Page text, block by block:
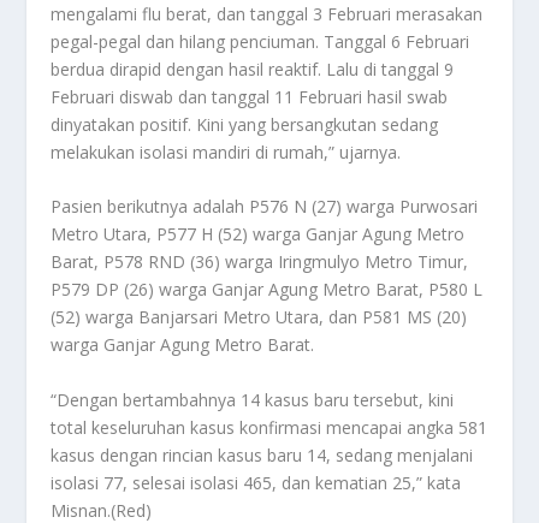
mengalami flu berat, dan tanggal 3 Februari merasakan
pegal-pegal dan hilang penciuman. Tanggal 6 Februari
berdua dirapid dengan hasil reaktif. Lalu di tanggal 9
Februari diswab dan tanggal 11 Februari hasil swab
dinyatakan positif. Kini yang bersangkutan sedang
melakukan isolasi mandiri di rumah,” ujarnya.
Pasien berikutnya adalah P576 N (27) warga Purwosari
Metro Utara, P577 H (52) warga Ganjar Agung Metro
Barat, P578 RND (36) warga Iringmulyo Metro Timur,
P579 DP (26) warga Ganjar Agung Metro Barat, P580 L
(52) warga Banjarsari Metro Utara, dan P581 MS (20)
warga Ganjar Agung Metro Barat.
“Dengan bertambahnya 14 kasus baru tersebut, kini
total keseluruhan kasus konfirmasi mencapai angka 581
kasus dengan rincian kasus baru 14, sedang menjalani
isolasi 77, selesai isolasi 465, dan kematian 25,” kata
Misnan.(Red)